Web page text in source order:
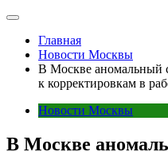
Главная
Новости Москвы
В Москве аномальный
к корректировкам в
Новости Москвы
В Москве